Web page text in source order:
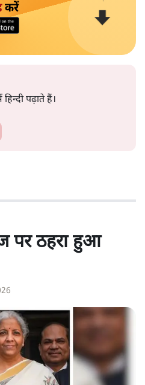
करें
हिन्दी पढ़ाते हैं।
पर ठहरा हुआ